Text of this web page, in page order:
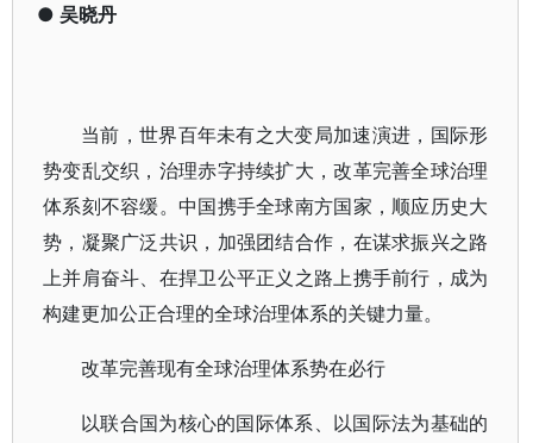
● 吴晓丹
当前，世界百年未有之大变局加速演进，国际形
势变乱交织，治理赤字持续扩大，改革完善全球治理
体系刻不容缓。中国携手全球南方国家，顺应历史大
势，凝聚广泛共识，加强团结合作，在谋求振兴之路
上并肩奋斗、在捍卫公平正义之路上携手前行，成为
构建更加公正合理的全球治理体系的关键力量。
改革完善现有全球治理体系势在必行
以联合国为核心的国际体系、以国际法为基础的